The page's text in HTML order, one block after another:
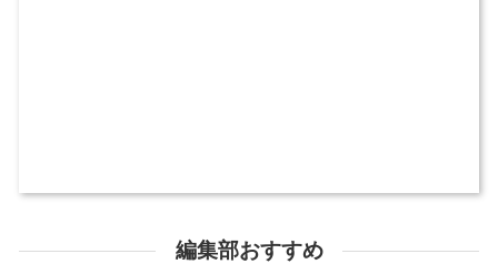
編集部おすすめ